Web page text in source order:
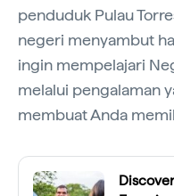
penduduk Pulau
negeri menyambut
ingin mempelajari
melalui pengalaman
membuat Anda